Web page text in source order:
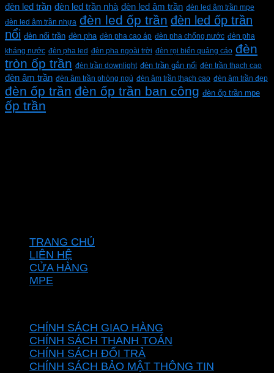
đèn led trần đèn led trần nhà đèn led âm trần đèn led âm trần mpe
đèn led âm trần nhựa đèn led ốp trần đèn led ốp trần
nổi đèn nổi trần đèn pha đèn pha cao áp đèn pha chống nước đèn pha
kháng nước đèn pha led đèn pha ngoài trời đèn rọi biển quảng cáo đèn
tròn ốp trần đèn trần downlight đèn trần gắn nổi đèn trần thạch cao
đèn âm trần đèn âm trần phòng ngủ đèn âm trần thạch cao đèn âm trần đẹp
đèn ốp trần đèn ốp trần ban công đèn ốp trần mpe
ốp trần
TRANG CHỦ
LIÊN HỆ
CỬA HÀNG
MPE
CHÍNH SÁCH GIAO HÀNG
CHÍNH SÁCH THANH TOÁN
CHÍNH SÁCH ĐỔI TRẢ
CHÍNH SÁCH BẢO MẬT THÔNG TIN